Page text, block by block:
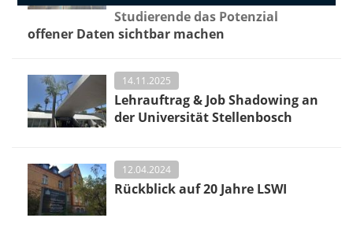
Studierende das Potenzial
offener Daten sichtbar machen
14.11.2025
Lehrauftrag & Job Shadowing an
der Universität Stellenbosch
12.04.2024
Rückblick auf 20 Jahre LSWI